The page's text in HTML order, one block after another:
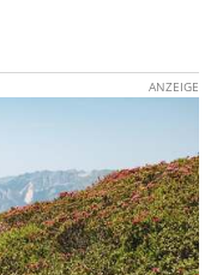
ANZEIGE